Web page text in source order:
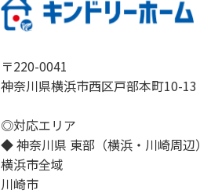
〒220-0041
神奈川県横浜市西区戸部本町10-13
◎対応エリア
◆ 神奈川県 東部（横浜・川崎周辺）
横浜市全域
川崎市